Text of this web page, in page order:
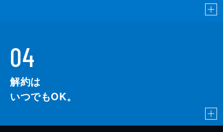
04
解約は
いつでもOK。